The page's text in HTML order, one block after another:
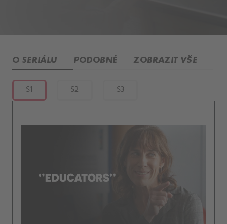
O SERIÁLU PODOBNÉ ZOBRAZIT VŠE
S1 S2 S3